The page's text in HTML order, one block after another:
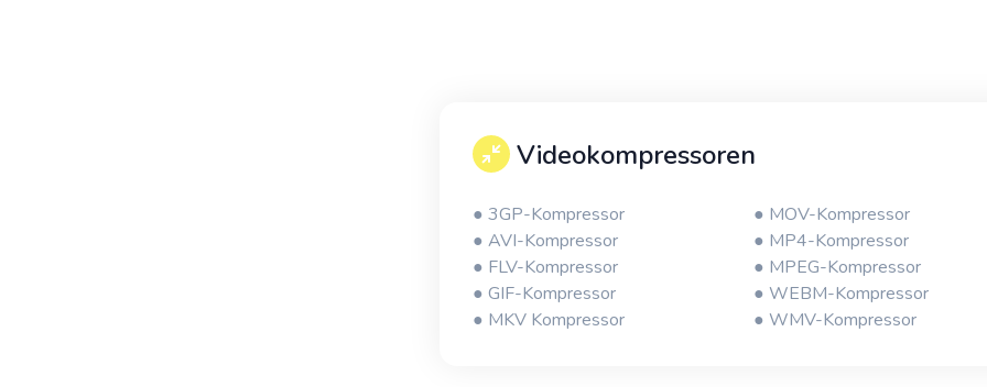
Videokompressoren
● 3GP-Kompressor
● AVI-Kompressor
● FLV-Kompressor
● GIF-Kompressor
● MKV Kompressor
● MOV-Kompressor
● MP4-Kompressor
● MPEG-Kompressor
● WEBM-Kompressor
● WMV-Kompressor